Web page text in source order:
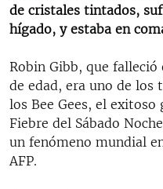
SER VIEJO EN CUBA
LOS SANTOS DE HIALEAH
DESINFORMACIÓN RUSA
LA INVASIÓN DE RUSIA A
SÍGUENOS
de cristales tintados,
hígado, y estaba en
Robin Gibb, que
de edad, era uno de los
los Bee Gees, el
Fiebre del Sábado
un fenómeno mundial
AFP.